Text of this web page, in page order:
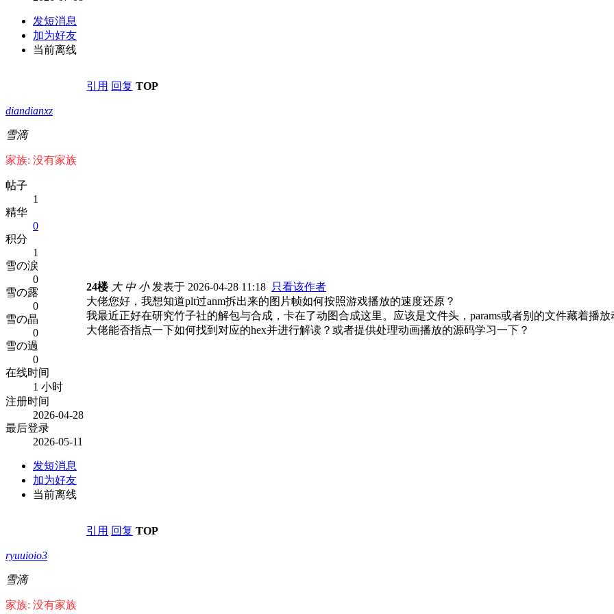
发短消息
加为好友
当前离线
引用 回复 TOP
diandianxz
雪滴
家族: 没有家族
帖子
1
精华
0
积分
1
雪の涙
0
雪の露
0
雪の晶
0
雪の過
0
在线时间
1 小时
注册时间
2026-04-28
最后登录
2026-05-11
发短消息
加为好友
当前离线
24楼 大 中 小发表于 2026-04-28 11:18 只看该作者
大佬您好，我想知道plt过anm拆出来的图片帧如何按照游戏播放的速度还原？
我最近正好在研究竹子社的解包与合成，卡在了动图合成这里。应该是文件头，params或者别的文件藏着播放
大佬能否指点一下如何找到对应的hex并进行解读？或者提供处理动画播放的源码学习一下？
引用 回复 TOP
ryuuioio3
雪滴
家族: 没有家族